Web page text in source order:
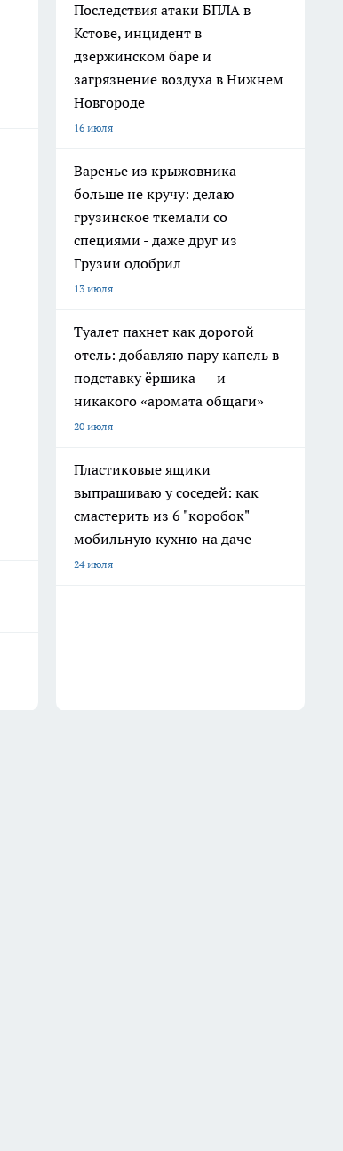
Последствия атаки БПЛА в
Кстове, инцидент в
дзержинском баре и
загрязнение воздуха в Нижнем
Новгороде
16 июля
Варенье из крыжовника
больше не кручу: делаю
грузинское ткемали со
специями - даже друг из
Грузии одобрил
13 июля
Туалет пахнет как дорогой
отель: добавляю пару капель в
подставку ёршика — и
никакого «аромата общаги»
20 июля
Пластиковые ящики
выпрашиваю у соседей: как
смастерить из 6 "коробок"
мобильную кухню на даче
24 июля